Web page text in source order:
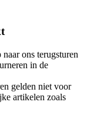
ons terugsturen
in de
gelden niet voor
artikelen zoals